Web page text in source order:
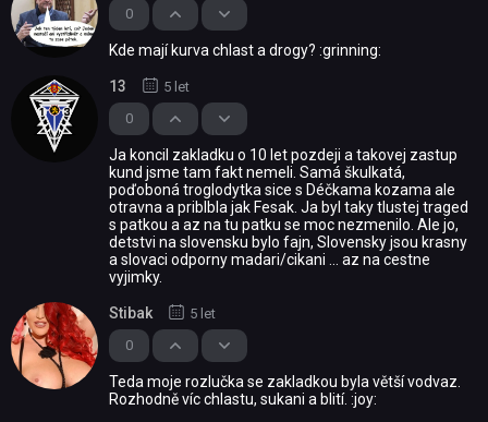
0
Kde mají kurva chlast a drogy? :grinning:
0
13 5 let
Ja koncil zakladku o 10 let pozdeji a takovej zastup
kund jsme tam fakt nemeli. Samá škulkatá,
poďoboná troglodytka sice s Déčkama kozama ale
otravna a priblbla jak Fesak. Ja byl taky tlustej traged
s patkou a az na tu patku se moc nezmenilo. Ale jo,
detstvi na slovensku bylo fajn, Slovensky jsou krasny
a slovaci odporny madari/cikani ... az na cestne
vyjimky.
0
Stibak 5 let
Teda moje rozlučka se zakladkou byla větší vodvaz.
Rozhodně víc chlastu, sukani a blití. :joy: